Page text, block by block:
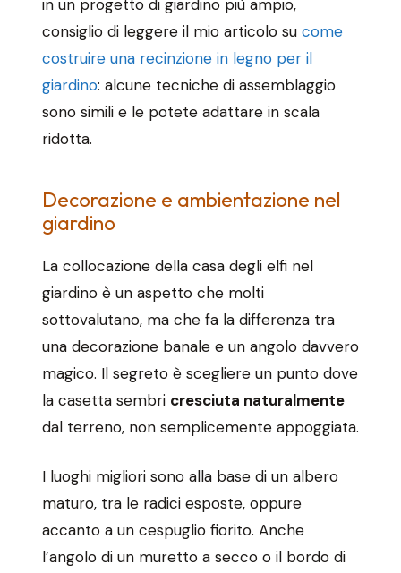
in un progetto di giardino più ampio,
consiglio di leggere il mio articolo su come
costruire una recinzione in legno per il
giardino: alcune tecniche di assemblaggio
sono simili e le potete adattare in scala
ridotta.
Decorazione e ambientazione nel
giardino
La collocazione della casa degli elfi nel
giardino è un aspetto che molti
sottovalutano, ma che fa la differenza tra
una decorazione banale e un angolo davvero
magico. Il segreto è scegliere un punto dove
la casetta sembri cresciuta naturalmente
dal terreno, non semplicemente appoggiata.
I luoghi migliori sono alla base di un albero
maturo, tra le radici esposte, oppure
accanto a un cespuglio fiorito. Anche
l’angolo di un muretto a secco o il bordo di